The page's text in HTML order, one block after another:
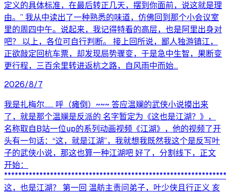
定义的具体标准，在最后转正几天，摆到你面前，说这就是理
由。” 我从中读出了一种熟悉的味道，仿佛回到那个小会议室
里的周四中午。说起来，我记得特看的高层，也是阿里出身对
吧？ 以上，各位可自行判断。 接上回所说，鄙人独游镇江，
正欲敲定回杭车票，却发现局势骤变，于是急中生智，果断变
更行程，三百余里转进返杭之路，自风雨中而始...
2026/8/7
我是扎梅尔...... 呼（瘫倒）~~~ 答应温斓的武侠小说摸出来
了，就是那个温斓是反派的 名字暂定为《这也是江湖？》，
名称取自B站一位up的系列动画视频《江湖》，他的视频了开
头有一句话：“这，就是江湖”，我就想我既然我这个是反写叶
子的武侠小说，那这也算一种江湖吧 好了，分割线下，正文
开始：
这，也是江湖？ 第一回 温舫主责问弟子，叶少侠且行正义 亥